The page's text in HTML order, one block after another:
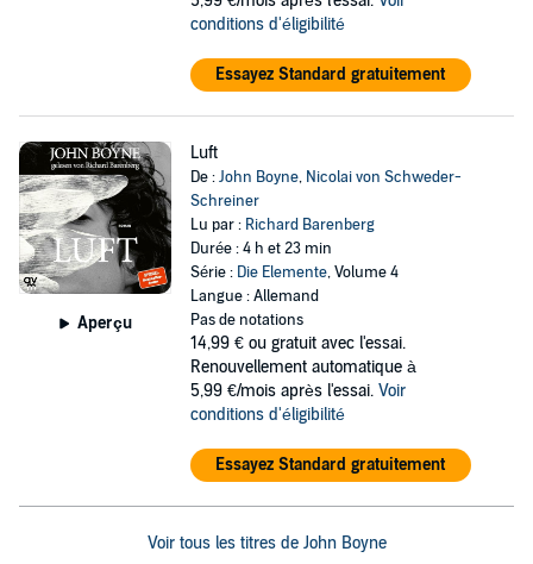
conditions d'éligibilité
Essayez Standard gratuitement
Aperçu
Luft
De :John Boyne, Nicolai von Schweder-
Schreiner
Lu par : Richard Barenberg
Durée : 4 h et 23 min
Série : Die Elemente, Volume 4
Langue : Allemand
Pas de notations
14,99 € ou gratuit avec l'essai.
Renouvellement automatique à
5,99 €/mois après l'essai. Voir
conditions d'éligibilité
Essayez Standard gratuitement
Voir tous les titres de John Boyne